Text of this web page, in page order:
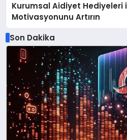
Kurumsal Aidiyet Hediyeleri
Motivasyonunu Artırın
Son Dakika